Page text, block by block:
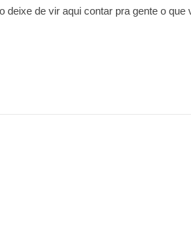
deixe de vir aqui contar pra gente o